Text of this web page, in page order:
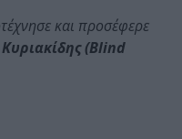
και προσέφερε
(Blind